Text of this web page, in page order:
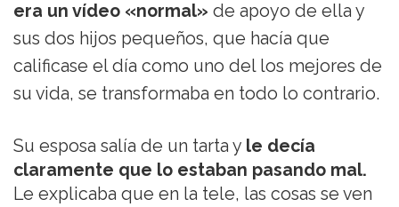
era un vídeo «normal» de apoyo de ella y
sus dos hijos pequeños, que hacía que
calificase el día como uno del los mejores de
su vida, se transformaba en todo lo contrario.
Su esposa salía de un tarta y le decía
claramente que lo estaban pasando mal.
Le explicaba que en la tele, las cosas se ven